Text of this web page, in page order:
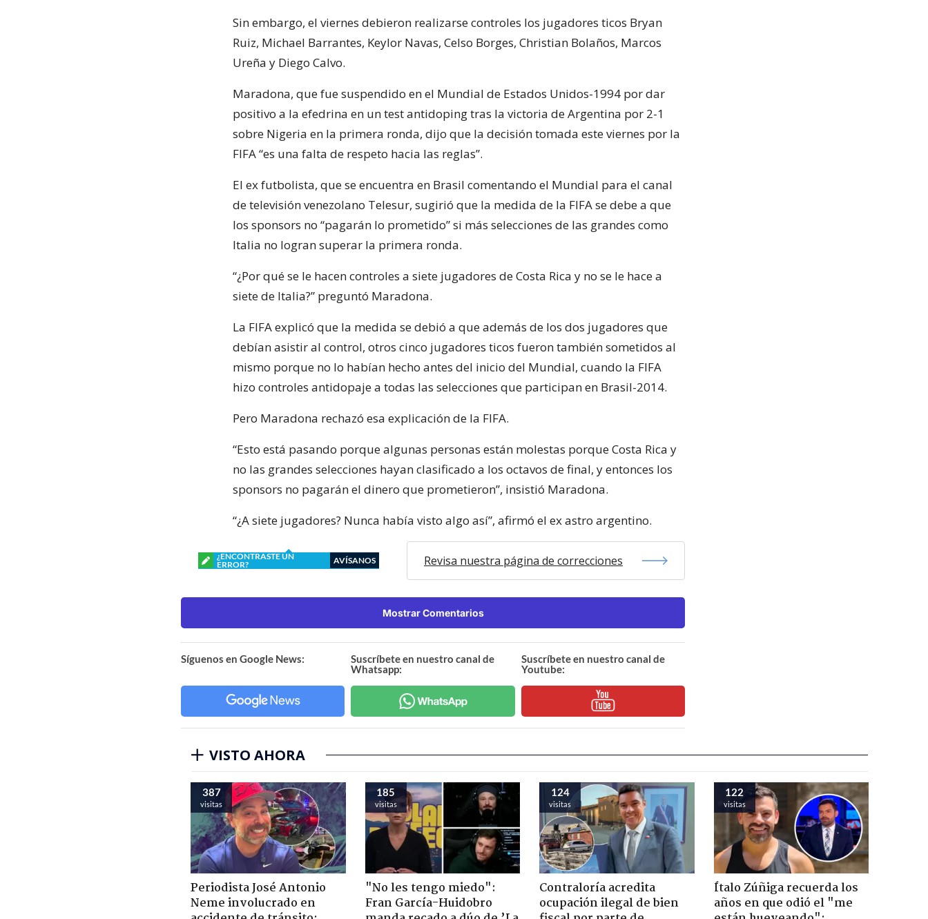
Sin embargo, el viernes debieron realizarse controles los jugadores ticos Bryan
Ruiz, Michael Barrantes, Keylor Navas, Celso Borges, Christian Bolaños, Marcos
Ureña y Diego Calvo.
Maradona, que fue suspendido en el Mundial de Estados Unidos-1994 por dar
positivo a la efedrina en un test antidoping tras la victoria de Argentina por 2-1
sobre Nigeria en la primera ronda, dijo que la decisión tomada este viernes por la
FIFA “es una falta de respeto hacia las reglas”.
El ex futbolista, que se encuentra en Brasil comentando el Mundial para el canal
de televisión venezolano Telesur, sugirió que la medida de la FIFA se debe a que
los sponsors no “pagarán lo prometido” si más selecciones de las grandes como
Italia no logran superar la primera ronda.
“¿Por qué se le hacen controles a siete jugadores de Costa Rica y no se le hace a
siete de Italia?” preguntó Maradona.
La FIFA explicó que la medida se debió a que además de los dos jugadores que
debían asistir al control, otros cinco jugadores ticos fueron también sometidos al
mismo porque no lo habían hecho antes del inicio del Mundial, cuando la FIFA
hizo controles antidopaje a todas las selecciones que participan en Brasil-2014.
Pero Maradona rechazó esa explicación de la FIFA.
“Esto está pasando porque algunas personas están molestas porque Costa Rica y
no las grandes selecciones hayan clasificado a los octavos de final, y entonces los
sponsors no pagarán el dinero que prometieron”, insistió Maradona.
“¿A siete jugadores? Nunca había visto algo así”, afirmó el ex astro argentino.
¿ENCONTRASTE UN
ERROR?
AVÍSANOS Revisa nuestra página de correcciones
Mostrar Comentarios
Síguenos en Google News:
Suscríbete en nuestro canal de
Whatsapp:
Suscríbete en nuestro canal de
Youtube:
VISTO AHORA
387
visitas
Periodista José Antonio
Neme involucrado en
185
visitas
"No les tengo miedo":
Fran García-Huidobro
124
visitas
Contraloría acredita
ocupación ilegal de bien
122
visitas
Ítalo Zúñiga recuerda los
años en que odió el "me